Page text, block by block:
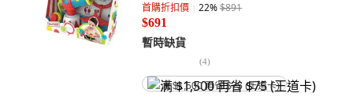
首購折扣價 22%$891
$691
暫時缺貨
(4)
满 $1,500 再省 $75 (王道卡)